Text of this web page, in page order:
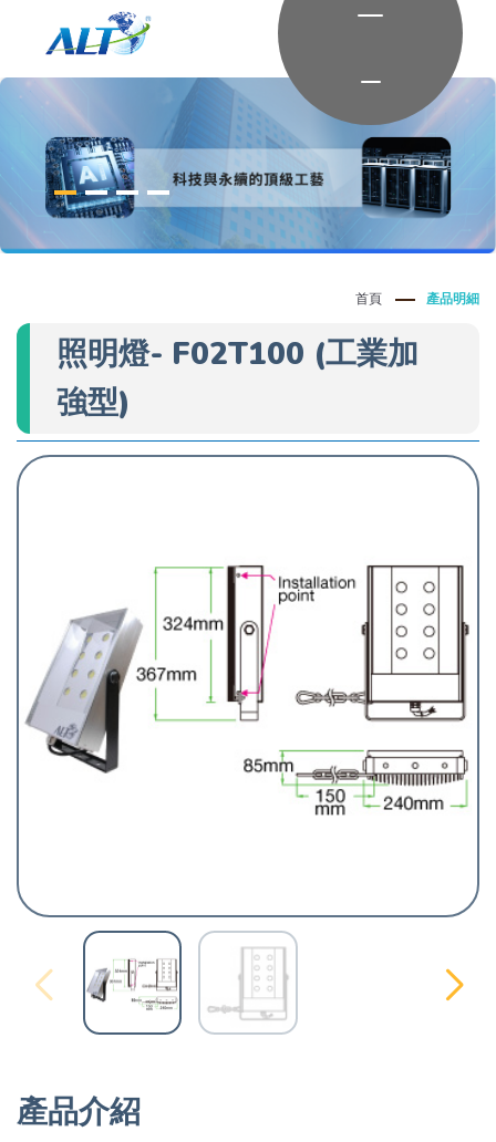
首頁 產品明細
照明燈- F02T100 (工業加
強型)
產品介紹